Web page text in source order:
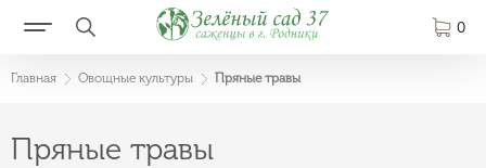
0
Главная Овощные культуры Пряные травы
Пряные травы